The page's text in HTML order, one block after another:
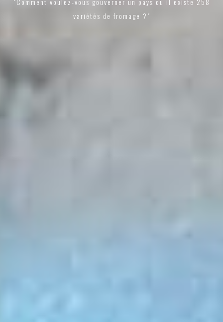
variétés de fromage ?"